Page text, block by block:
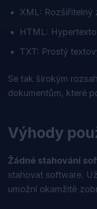
XML: Rozšiřitelný
HTML:
TXT: Prostý
Se tak širokým
dokumentům, které
Výhody
Žádné stahování
stahovat software.
umožní okamžitě